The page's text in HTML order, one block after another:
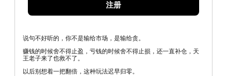
注册
说句不好听的，你不是输给市场，是输给贪。
赚钱的时候舍不得止盈，亏钱的时候舍不得止损，还一直补仓，天
王老子来了也救不了。
以后别想着一把翻倍，这种玩法迟早归零。